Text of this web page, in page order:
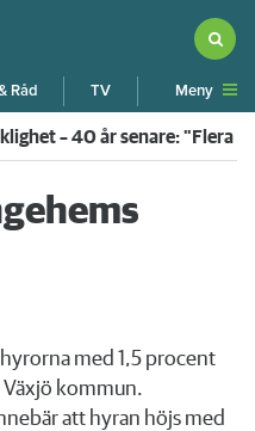
Råd TV Meny
– 40 år senare: "Flera
med 1,5 procent
kommun.
att hyran höjs med